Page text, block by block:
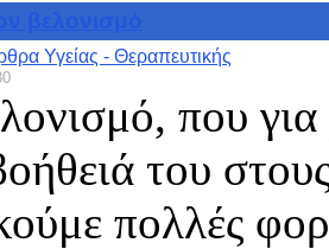
Υγείας - Θεραπευτικής
που για
του
πολλές